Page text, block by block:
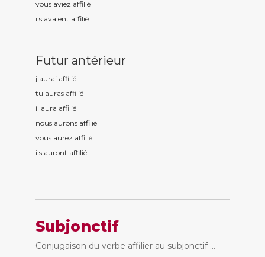
vous aviez affilié
ils avaient affilié
Futur antérieur
j'aurai affilié
tu auras affilié
il aura affilié
nous aurons affilié
vous aurez affilié
ils auront affilié
Subjonctif
Conjugaison du verbe affilier au subjonctif ...